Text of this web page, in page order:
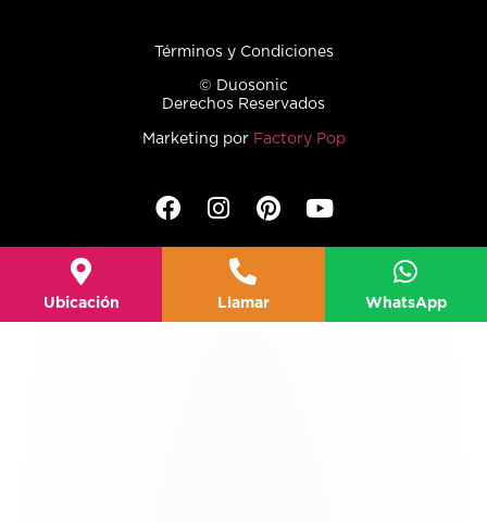
Términos y Condiciones
© Duosonic
Derechos Reservados
Marketing por Factory Pop
Ubicación Llamar WhatsApp